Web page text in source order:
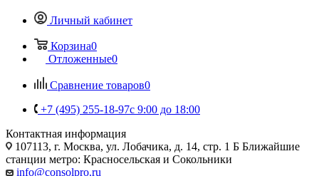
Личный кабинет
Корзина0
Отложенные0
Сравнение товаров0
+7 (495) 255-18-97с 9:00 до 18:00
Контактная информация
107113, г. Москва, ул. Лобачика, д. 14, стр. 1 Б Ближайшие
станции метро: Красносельская и Сокольники
info@consolpro.ru